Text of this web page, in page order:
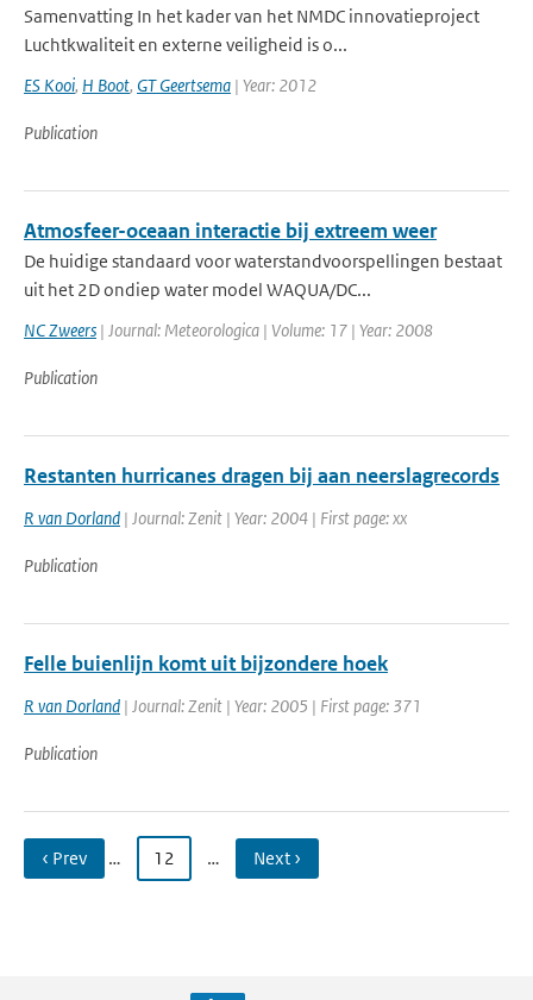
Samenvatting In het kader van het NMDC innovatieproject
Luchtkwaliteit en externe veiligheid is o...
ES Kooi, H Boot, GT Geertsema | Year: 2012
Publication
Atmosfeer-oceaan interactie bij extreem weer
De huidige standaard voor waterstandvoorspellingen bestaat
uit het 2D ondiep water model WAQUA/DC...
NC Zweers | Journal: Meteorologica | Volume: 17 | Year: 2008
Publication
Restanten hurricanes dragen bij aan neerslagrecords
R van Dorland | Journal: Zenit | Year: 2004 | First page: xx
Publication
Felle buienlijn komt uit bijzondere hoek
R van Dorland | Journal: Zenit | Year: 2005 | First page: 371
Publication
‹ Prev … 12 … Next ›